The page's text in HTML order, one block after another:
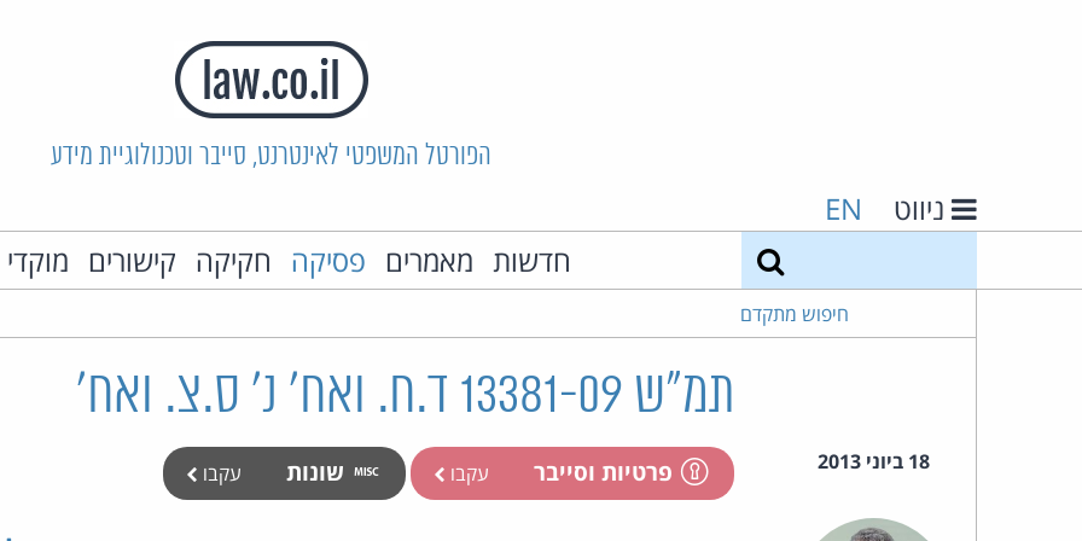
הפורטל המשפטי לאינטרנט, סייבר וטכנולוגיית מידע
ניווט EN
חדשות מאמרים פסיקה חקיקה קישורים
חיפוש מתקדם
תמ"ש 13381-09 ד.ח. ואח' נ' ס.צ. ואח'
18 ביוני 2013 פרטיות וסייבר עקבו שונות עקבו